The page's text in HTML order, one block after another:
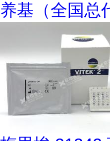
养基（全国总